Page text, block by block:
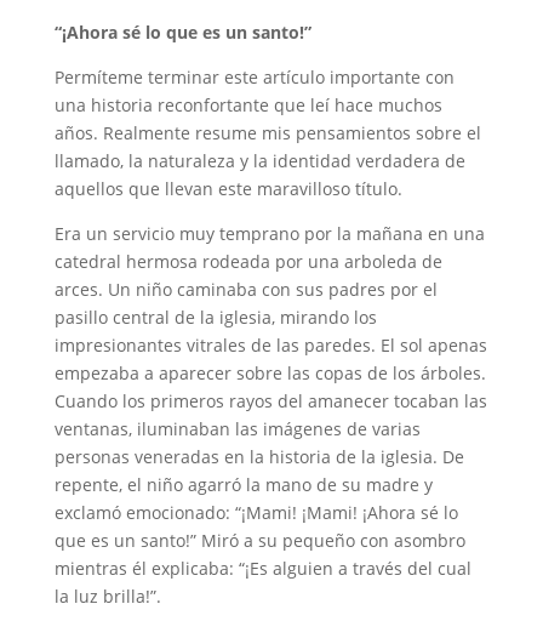
“¡Ahora sé lo que es un santo!”
Permíteme terminar este artículo importante con
una historia reconfortante que leí hace muchos
años. Realmente resume mis pensamientos sobre el
llamado, la naturaleza y la identidad verdadera de
aquellos que llevan este maravilloso título.
Era un servicio muy temprano por la mañana en una
catedral hermosa rodeada por una arboleda de
arces. Un niño caminaba con sus padres por el
pasillo central de la iglesia, mirando los
impresionantes vitrales de las paredes. El sol apenas
empezaba a aparecer sobre las copas de los árboles.
Cuando los primeros rayos del amanecer tocaban las
ventanas, iluminaban las imágenes de varias
personas veneradas en la historia de la iglesia. De
repente, el niño agarró la mano de su madre y
exclamó emocionado: “¡Mami! ¡Mami! ¡Ahora sé lo
que es un santo!” Miró a su pequeño con asombro
mientras él explicaba: “¡Es alguien a través del cual
la luz brilla!”.